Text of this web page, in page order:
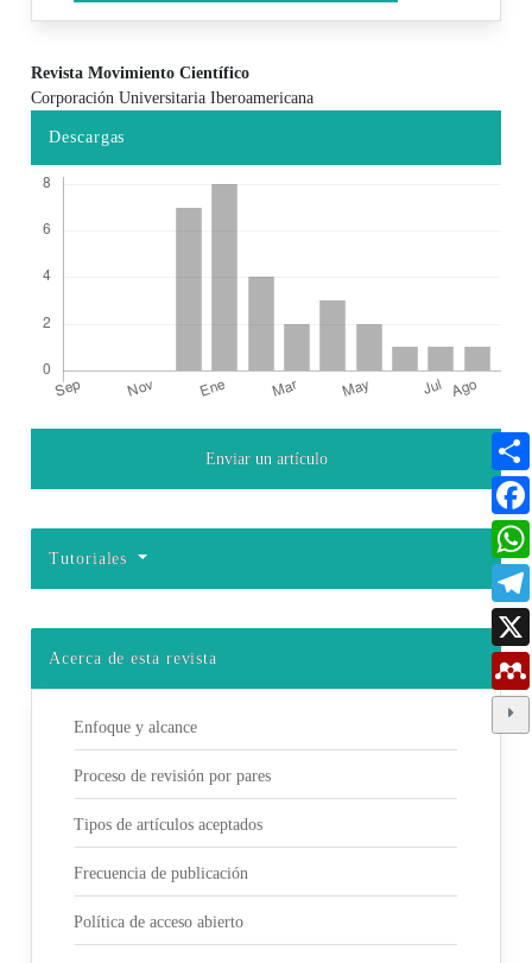
Contenido principal del artículo
Revista Movimiento Científico
Corporación Universitaria Iberoamericana
Descargas
Detalles del artículoEnviar un artículo
Tutoriales
Acerca de esta revista
Enfoque y alcance
Proceso de revisión por pares
Tipos de artículos aceptados
Frecuencia de publicación
Política de acceso abierto